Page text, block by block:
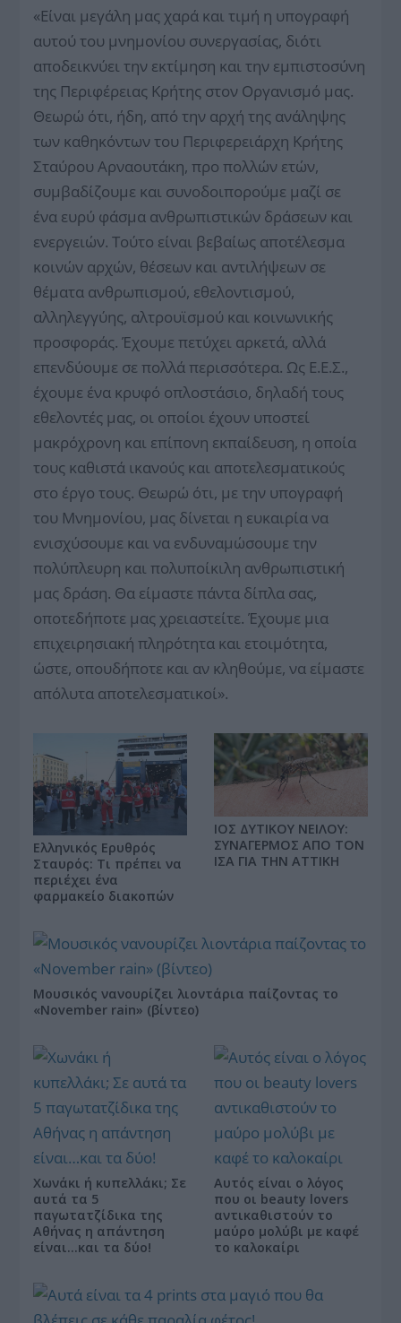
«Είναι μεγάλη μας χαρά και τιμή η υπογραφή
αυτού του μνημονίου συνεργασίας, διότι
αποδεικνύει την εκτίμηση και την εμπιστοσύνη
της Περιφέρειας Κρήτης στον Οργανισμό μας.
Θεωρώ ότι, ήδη, από την αρχή της ανάληψης
των καθηκόντων του Περιφερειάρχη Κρήτης
Σταύρου Αρναουτάκη, προ πολλών ετών,
συμβαδίζουμε και συνοδοιπορούμε μαζί σε
ένα ευρύ φάσμα ανθρωπιστικών δράσεων και
ενεργειών. Τούτο είναι βεβαίως αποτέλεσμα
κοινών αρχών, θέσεων και αντιλήψεων σε
θέματα ανθρωπισμού, εθελοντισμού,
αλληλεγγύης, αλτρουϊσμού και κοινωνικής
προσφοράς. Έχουμε πετύχει αρκετά, αλλά
επενδύουμε σε πολλά περισσότερα. Ως Ε.Ε.Σ.,
έχουμε ένα κρυφό οπλοστάσιο, δηλαδή τους
εθελοντές μας, οι οποίοι έχουν υποστεί
μακρόχρονη και επίπονη εκπαίδευση, η οποία
τους καθιστά ικανούς και αποτελεσματικούς
στο έργο τους. Θεωρώ ότι, με την υπογραφή
του Μνημονίου, μας δίνεται η ευκαιρία να
ενισχύσουμε και να ενδυναμώσουμε την
πολύπλευρη και πολυποίκιλη ανθρωπιστική
μας δράση. Θα είμαστε πάντα δίπλα σας,
οποτεδήποτε μας χρειαστείτε. Έχουμε μια
επιχειρησιακή πληρότητα και ετοιμότητα,
ώστε, οπουδήποτε και αν κληθούμε, να είμαστε
απόλυτα αποτελεσματικοί».
Ελληνικός Ερυθρός
Σταυρός: Τι πρέπει να
περιέχει ένα
φαρμακείο διακοπών
ΙΟΣ ΔΥΤΙΚΟΥ ΝΕΙΛΟΥ:
ΣΥΝΑΓΕΡΜΟΣ ΑΠΟ ΤΟΝ
ΙΣΑ ΓΙΑ ΤΗΝ ΑΤΤΙΚΗ
Μουσικός νανουρίζει λιοντάρια παίζοντας το
«November rain» (βίντεο)
Χωνάκι ή κυπελλάκι; Σε
αυτά τα 5
παγωτατζίδικα της
Αθήνας η απάντηση
είναι…και τα δύο!
Αυτός είναι ο λόγος
που οι beauty lovers
αντικαθιστούν το
μαύρο μολύβι με καφέ
το καλοκαίρι